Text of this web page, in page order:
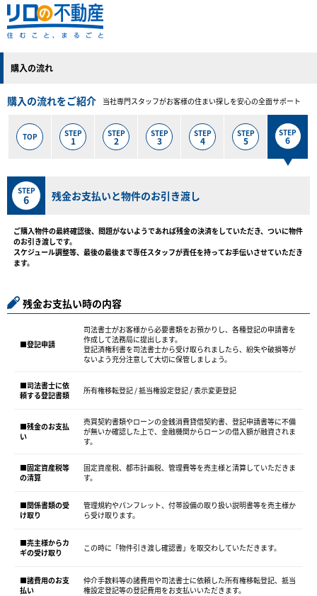
購入の流れ
購入の流れをご紹介 当社専門スタッフがお客様の住まい探しを安心の全面サポート
TOP STEP
1
STEP
2
STEP
3
STEP
4
STEP
5
STEP
6
STEP
6 残金お支払いと物件のお引き渡し
ご購入物件の最終確認後、問題がないようであれば残金の決済をしていただき、ついに物件
のお引き渡しです。
スケジュール調整等、最後の最後まで専任スタッフが責任を持ってお手伝いさせていただき
ます。
残金お支払い時の内容
■登記申請
司法書士がお客様から必要書類をお預かりし、各種登記の申請書を
作成して法務局に提出します。
登記済権利書を司法書士から受け取られましたら、紛失や破損等が
ないよう充分注意して大切に保管しましょう。
■司法書士に依
頼する登記書類
所有権移転登記 / 抵当権設定登記 / 表示変更登記
■残金のお支払
い
売買契約書類やローンの金銭消費貸借契約書、登記申請書等に不備
が無いか確認した上で、金融機関からローンの借入額が融資されま
す。
■固定資産税等
の清算
固定資産税、都市計画税、管理費等を売主様と清算していただきま
す。
■関係書類の受
け取り
管理規約やパンフレット、付帯設備の取り扱い説明書等を売主様か
ら受け取ります。
■売主様からカ
ギの受け取り
この時に「物件引き渡し確認書」を取交わしていただきます。
■諸費用のお支
払い
仲介手数料等の諸費用や司法書士に依頼した所有権移転登記、抵当
権設定登記等の登記費用をお支払いいただきます。